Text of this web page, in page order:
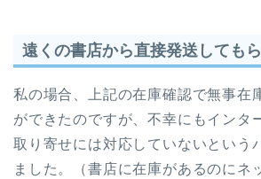
遠くの書店から直接発送しても
私の場合、上記の在庫確認で無事在
ができたのですが、不幸にもインタ
取り寄せには対応していないという
ました。（書店に在庫があるのにネ